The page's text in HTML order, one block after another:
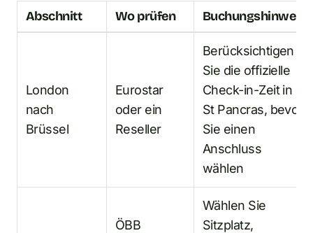
Abschnitt Wo prüfen Buchungshinweis
London
nach
Brüssel
Eurostar
oder ein
Reseller
Berücksichtigen
Sie die offizielle
Check-in-Zeit in
St Pancras, bevor
Sie einen
Anschluss
wählen
ÖBB
Wählen Sie
Sitzplatz,